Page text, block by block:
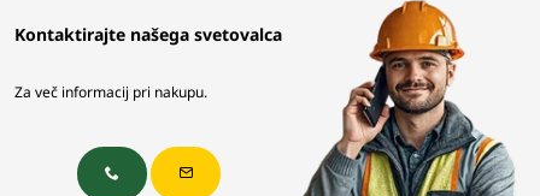
Kontaktirajte našega svetovalca
Za več informacij pri nakupu.